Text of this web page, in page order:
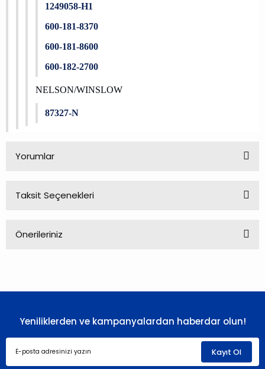
1249058-H1
600-181-8370
600-181-8600
600-182-2700
NELSON/WINSLOW
87327-N
Yorumlar
Taksit Seçenekleri
Önerileriniz
Ürün resmi kalitesiz, bozuk veya görüntülenemiyor.
Yeniliklerden ve kampanyalardan haberdar olun!
Kayıt Ol